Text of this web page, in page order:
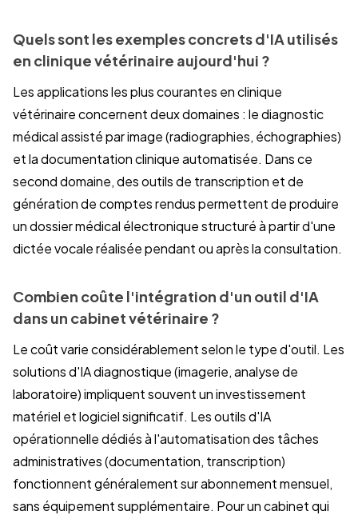
Quels sont les exemples concrets d'IA utilisés
en clinique vétérinaire aujourd'hui ?
Les applications les plus courantes en clinique
vétérinaire concernent deux domaines : le diagnostic
médical assisté par image (radiographies, échographies)
et la documentation clinique automatisée. Dans ce
second domaine, des outils de transcription et de
génération de comptes rendus permettent de produire
un dossier médical électronique structuré à partir d'une
dictée vocale réalisée pendant ou après la consultation.
Combien coûte l'intégration d'un outil d'IA
dans un cabinet vétérinaire ?
Le coût varie considérablement selon le type d'outil. Les
solutions d'IA diagnostique (imagerie, analyse de
laboratoire) impliquent souvent un investissement
matériel et logiciel significatif. Les outils d'IA
opérationnelle dédiés à l'automatisation des tâches
administratives (documentation, transcription)
fonctionnent généralement sur abonnement mensuel,
sans équipement supplémentaire. Pour un cabinet qui